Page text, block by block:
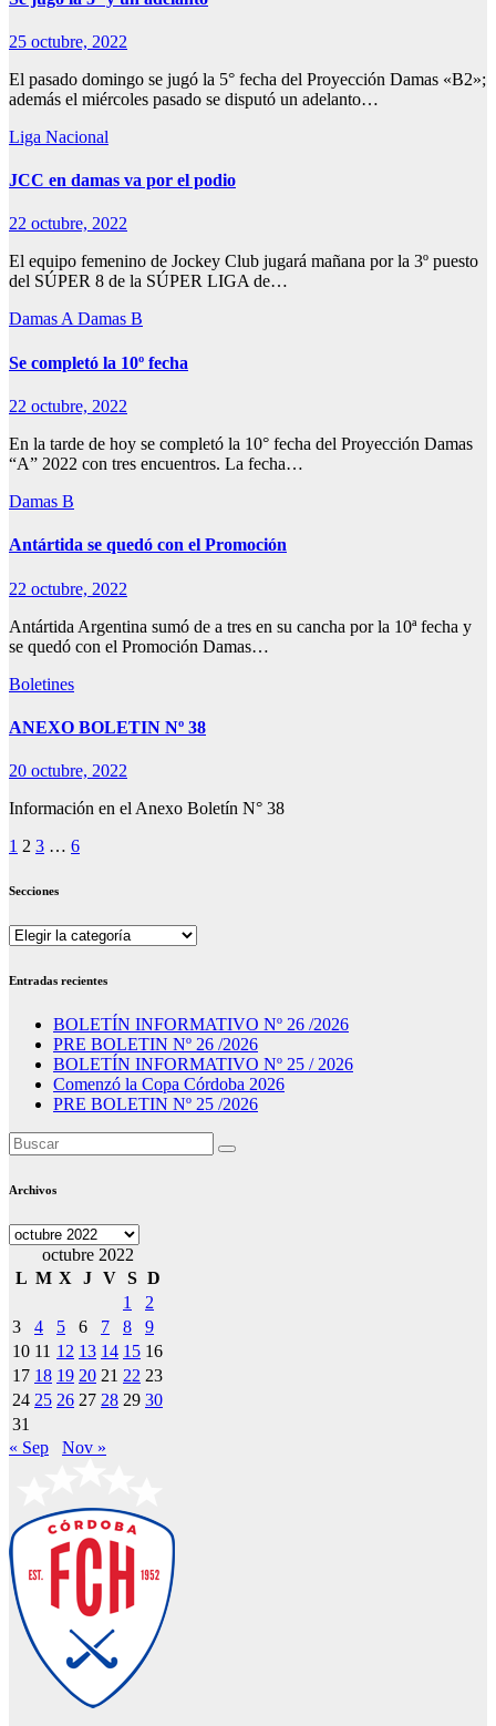
25 octubre, 2022
El pasado domingo se jugó la 5° fecha del Proyección Damas «B2»;
además el miércoles pasado se disputó un adelanto…
Liga Nacional
JCC en damas va por el podio
22 octubre, 2022
El equipo femenino de Jockey Club jugará mañana por la 3º puesto
del SÚPER 8 de la SÚPER LIGA de…
Damas ADamas B
Se completó la 10º fecha
22 octubre, 2022
En la tarde de hoy se completó la 10° fecha del Proyección Damas
“A” 2022 con tres encuentros. La fecha…
Damas B
Antártida se quedó con el Promoción
22 octubre, 2022
Antártida Argentina sumó de a tres en su cancha por la 10ª fecha y
se quedó con el Promoción Damas…
Boletines
ANEXO BOLETIN Nº 38
20 octubre, 2022
Información en el Anexo Boletín N° 38
Paginación
de
1 2 3 … 6
Secciones
Secciones
Entradas recientes
BOLETÍN INFORMATIVO Nº 26 /2026
PRE BOLETIN Nº 26 /2026
BOLETÍN INFORMATIVO Nº 25 / 2026
Comenzó la Copa Córdoba 2026
PRE BOLETIN Nº 25 /2026
Archivos
Archivos
octubre 2022
L M X J V S D
1
2
3
4 5 6 7 8
9
10 11 12 13 14 15 16
17 18 19 20 21 22 23
24 25 26 27 28 29 30
31
« Sep
Nov »